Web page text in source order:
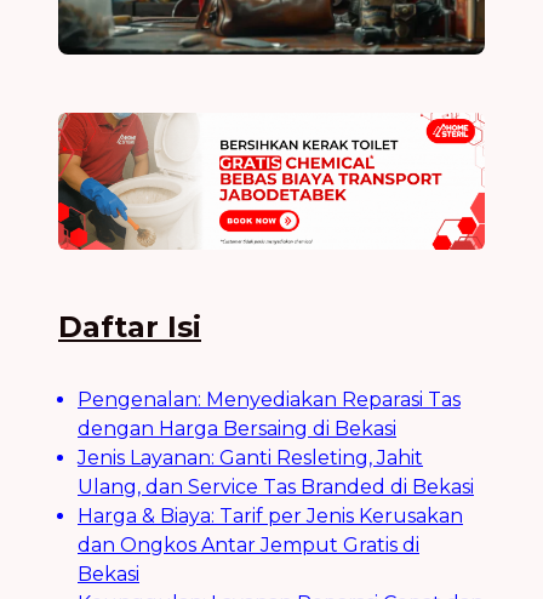
Daftar Isi
Pengenalan: Menyediakan Reparasi Tas
dengan Harga Bersaing di Bekasi
Jenis Layanan: Ganti Resleting, Jahit
Ulang, dan Service Tas Branded di Bekasi
Harga & Biaya: Tarif per Jenis Kerusakan
dan Ongkos Antar Jemput Gratis di
Bekasi